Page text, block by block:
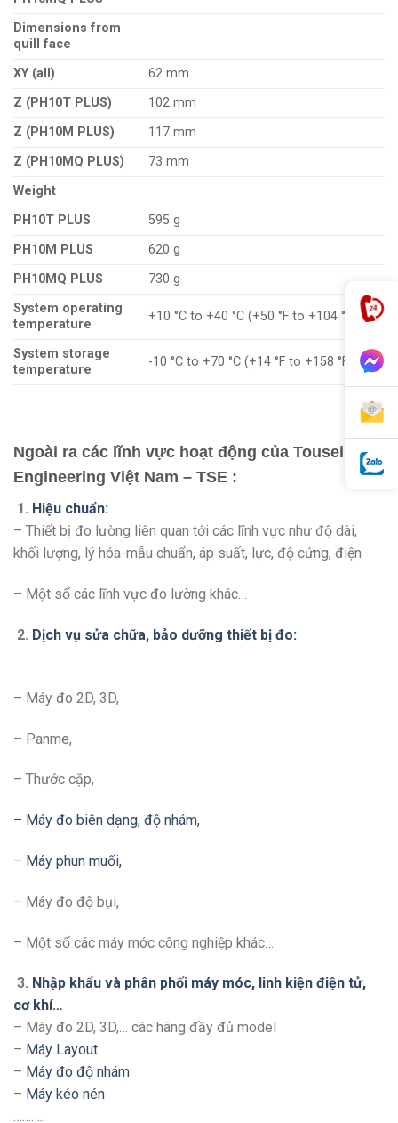
Dimensions from
quill face
XY (all)
62 mm
Z (PH10T PLUS)
102 mm
Z (PH10M PLUS)
117 mm
Z (PH10MQ PLUS)
73 mm
Weight
PH10T PLUS
595 g
PH10M PLUS
620 g
PH10MQ PLUS
730 g
System operating
temperature
+10 °C to +40 °C (+50 °F to +104 °F)
System storage
temperature
-10 °C to +70 °C (+14 °F to +158 °F)
Ngoài ra các lĩnh vực hoạt động của Tousei
Engineering Việt Nam – TSE :
1. Hiệu chuẩn:
– Thiết bị đo lường liên quan tới các lĩnh vực như độ dài,
khối lượng, lý hóa-mẫu chuẩn, áp suất, lực, độ cứng, điện
– Một số các lĩnh vực đo lường khác…
2. Dịch vụ sửa chữa, bảo dưỡng thiết bị đo:
– Máy đo 2D, 3D,
– Panme,
– Thước cặp,
– Máy đo biên dạng, độ nhám,
– Máy phun muối,
– Máy đo độ bụi,
– Một số các máy móc công nghiệp khác…
3. Nhập khẩu và phân phối máy móc, linh kiện điện tử,
cơ khí…
– Máy đo 2D, 3D,… các hãng đầy đủ model
– Máy Layout
– Máy đo độ nhám
– Máy kéo nén
………..